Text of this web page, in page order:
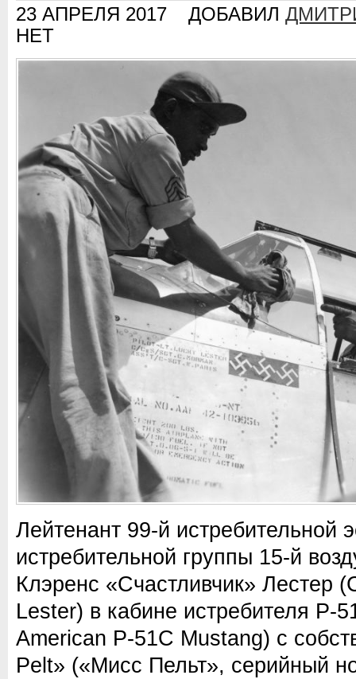
23 АПРЕЛЯ 2017 ДОБАВИЛ
НЕТ
Лейтенант 99-й истребительной
истребительной группы 15-й
Клэренс «Счастливчик» Лестер
Lester) в кабине истребителя Р-
American P-51C Mustang) с
Pelt» («Мисс Пельт», серийный